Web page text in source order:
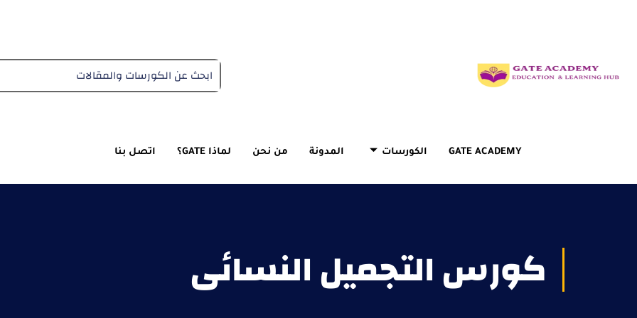
GATE ACADEMY الكورسات المدونة من نحن لماذا GATE؟ اتصل بنا
كورس التجميل النسائي